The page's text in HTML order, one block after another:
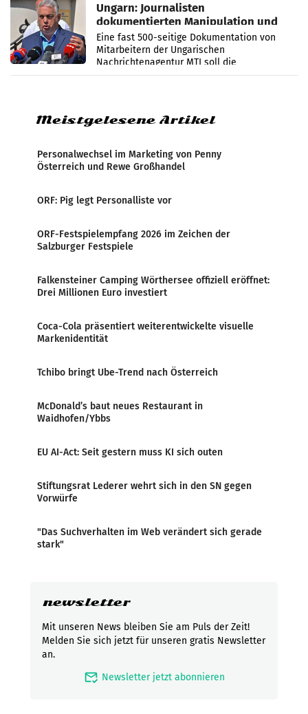
Ungarn: Journalisten
dokumentierten Manipulation und
Zensur
Eine fast 500-seitige Dokumentation von
Mitarbeitern der Ungarischen
Nachrichtenagentur MTI soll die
systematische Nachrichten-Manipulation und
Meistgelesene Artikel
Personalwechsel im Marketing von Penny
Österreich und Rewe Großhandel
ORF: Pig legt Personalliste vor
ORF-Festspielempfang 2026 im Zeichen der
Salzburger Festspiele
Falkensteiner Camping Wörthersee offiziell eröffnet:
Drei Millionen Euro investiert
Coca-Cola präsentiert weiterentwickelte visuelle
Markenidentität
Tchibo bringt Ube-Trend nach Österreich
McDonald’s baut neues Restaurant in
Waidhofen/Ybbs
EU AI-Act: Seit gestern muss KI sich outen
Stiftungsrat Lederer wehrt sich in den SN gegen
Vorwürfe
"Das Suchverhalten im Web verändert sich gerade
stark"
newsletter
Mit unseren News bleiben Sie am Puls der Zeit!
Melden Sie sich jetzt für unseren gratis Newsletter
an.
mark_email_read Newsletter jetzt abonnieren